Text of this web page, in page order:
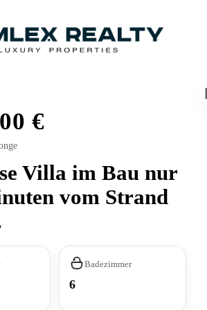
Villa im Bau nur
vom Strand
Badezimmer
6